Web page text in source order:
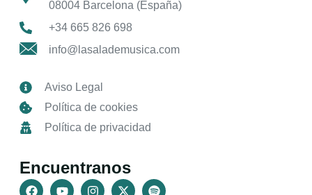
08004 Barcelona (España)
+34 665 826 698
info@lasalademusica.com
Aviso Legal
Política de cookies
Política de privacidad
Encuentranos